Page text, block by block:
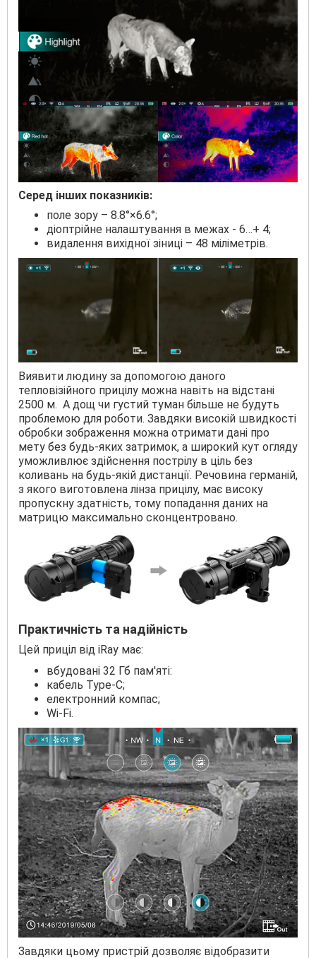
Серед інших показників:
поле зору – 8.8°×6.6°;
діоптрійне налаштування в межах - 6…+ 4;
видалення вихідної зіниці – 48 міліметрів.
Виявити людину за допомогою даного
тепловізійного прицілу можна навіть на відстані
2500 м. А дощ чи густий туман більше не будуть
проблемою для роботи. Завдяки високій швидкості
обробки зображення можна отримати дані про
мету без будь-яких затримок, а широкий кут огляду
уможливлює здійснення пострілу в ціль без
коливань на будь-якій дистанції. Речовина германій,
з якого виготовлена лінза прицілу, має високу
пропускну здатність, тому попадання даних на
матрицю максимально сконцентровано.
Практичність та надійність
Цей приціл від iRay має:
вбудовані 32 Гб пам'яті:
кабель Type-C;
електронний компас;
Wi-Fi.
Завдяки цьому пристрій дозволяє відобразити